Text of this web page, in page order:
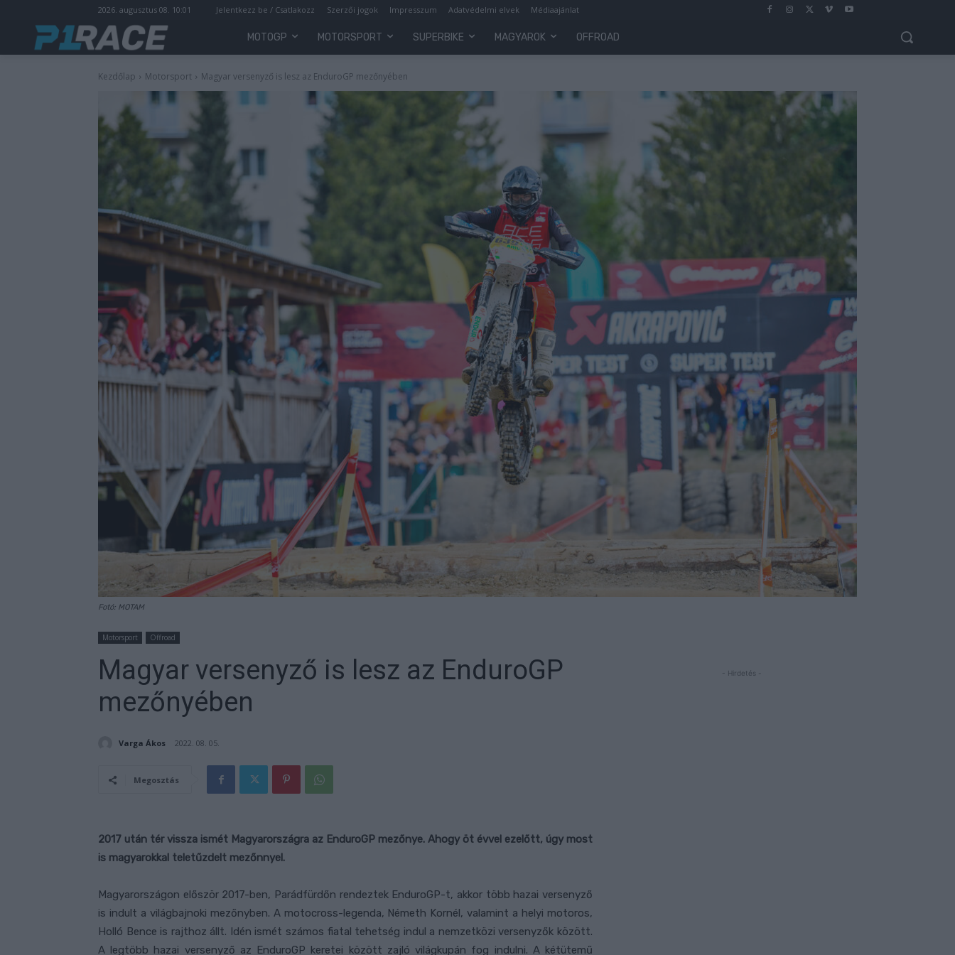
2026. augusztus 08. 10:01 Jelentkezz be / Csatlakozz Szerzői jogok Impresszum Adatvédelmi elvek Médiaajánlat
MOTOGP MOTORSPORT SUPERBIKE MAGYAROK OFFROAD
Kezdőlap Motorsport Magyar versenyző is lesz az EnduroGP mezőnyében
Fotó: MOTAM
Motorsport Offroad
Magyar versenyző is lesz az EnduroGP
mezőnyében
Varga Ákos 2022. 08. 05.
Megosztás
2017 után tér vissza ismét Magyarországra az EnduroGP mezőnye. Ahogy öt évvel ezelőtt, úgy most
is magyarokkal teletűzdelt mezőnnyel.
Magyarországon először 2017-ben, Parádfürdőn rendeztek EnduroGP-t, akkor több hazai versenyző
is indult a világbajnoki mezőnyben. A motocross-legenda, Németh Kornél, valamint a helyi motoros,
Holló Bence is rajthoz állt. Idén ismét számos fiatal tehetség indul a nemzetközi versenyzők között.
A legtöbb hazai versenyző az EnduroGP keretei között zajló világkupán fog indulni. A kétütemű
- Hirdetés -